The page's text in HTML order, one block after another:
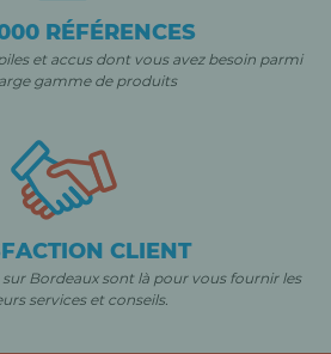
RÉFÉRENCES
et accus dont vous avez besoin parmi
gamme de produits
CLIENT
Bordeaux sont là pour vous fournir les
services et conseils.